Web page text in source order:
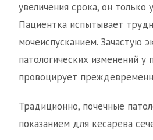
увеличения срока, он только
Пациентка испытывает
мочеиспусканием. Зачастую
патологических изменений у
провоцирует
Традиционно, почечные
показанием для кесарева